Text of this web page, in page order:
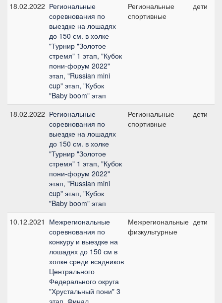
18.02.2022 Региональные
соревнования по
выездке на лошадях
до 150 см. в холке
"Турнир "Золотое
стремя" 1 этап, "Кубок
пони-форум 2022"
этап, "Russian mini
cup" этап, "Кубок
"Baby boom" этап
Региональные
спортивные
дети
18.02.2022 Региональные
соревнования по
выездке на лошадях
до 150 см. в холке
"Турнир "Золотое
стремя" 1 этап, "Кубок
пони-форум 2022"
этап, "Russian mini
cup" этап, "Кубок
"Baby boom" этап
Региональные
спортивные
дети
10.12.2021 Межрегиональные
соревнования по
конкуру и выездке на
лошадях до 150 см в
холке среди всадников
Центрального
Федерального округа
"Хрустальный пони" 3
этап. Финал
Межрегиональные
физкультурные
дети